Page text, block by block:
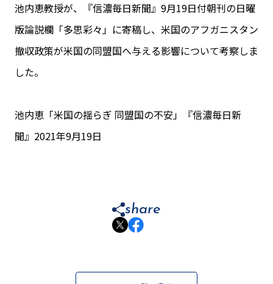
池内恵教授が、『信濃毎日新聞』9月19日付朝刊の日曜
版論説欄「多思彩々」に寄稿し、米国のアフガニスタン
撤収政策が米国の同盟国へ与える影響について考察しま
した。
池内恵「米国の揺らぎ 同盟国の不安」『信濃毎日新
聞』2021年9月19日
share